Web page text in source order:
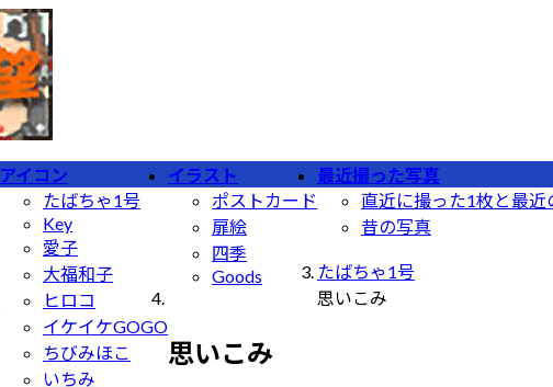
アイコン
たばちゃ1号
Key
愛子
大福和子
ヒロコ
イケイケGOGO
ちびみほこ
いちみ
イラスト
ポストカード
扉絵
四季
Goods
最近撮った写真
直近に撮った1枚と最近
昔の写真
たばちゃ1号
思いこみ
思いこみ